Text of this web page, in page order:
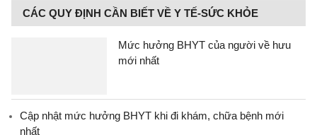
CÁC QUY ĐỊNH CẦN BIẾT VỀ Y TẾ-SỨC KHỎE
Mức hưởng BHYT của người về hưu
mới nhất
Cập nhật mức hưởng BHYT khi đi khám, chữa bệnh mới
nhất